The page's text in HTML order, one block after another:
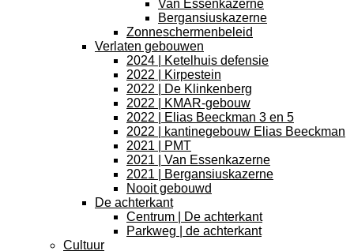
Van Essenkazerne
Bergansiuskazerne
Zonneschermenbeleid
Verlaten gebouwen
2024 | Ketelhuis defensie
2022 | Kirpestein
2022 | De Klinkenberg
2022 | KMAR-gebouw
2022 | Elias Beeckman 3 en 5
2022 | kantinegebouw Elias Beeckman
2021 | PMT
2021 | Van Essenkazerne
2021 | Bergansiuskazerne
Nooit gebouwd
De achterkant
Centrum | De achterkant
Parkweg | de achterkant
Cultuur